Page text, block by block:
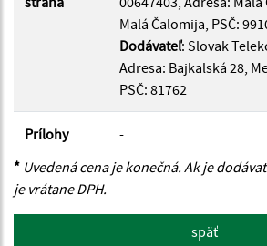
Malá Čalomija, PSČ:
Dodávateľ: Slovak
Adresa: Bajkalská 28,
PSČ: 81762
Prílohy
-
* Uvedená cena je konečná. Ak je
je vrátane DPH.
späť